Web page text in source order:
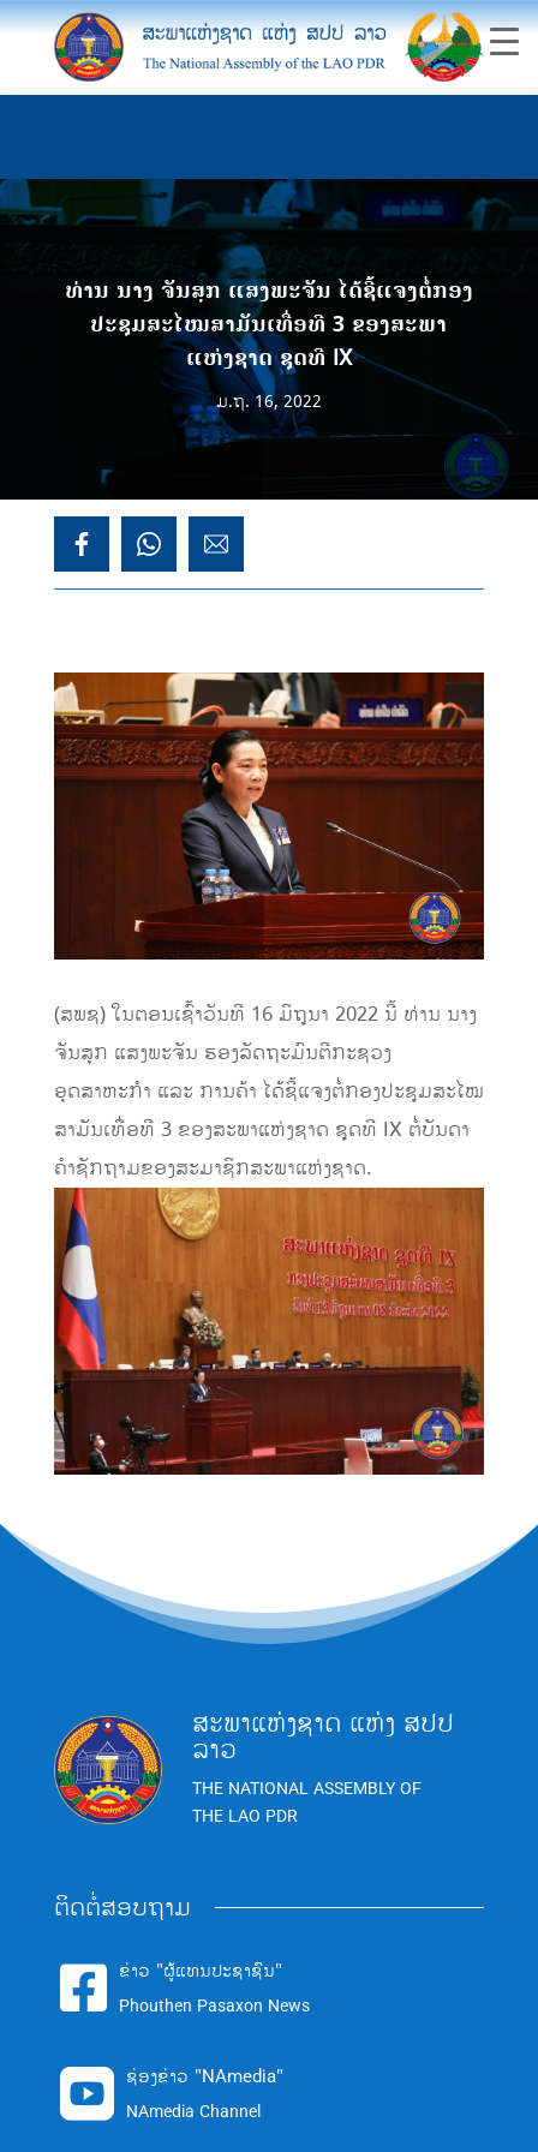
ທ່ານ ນາງ ຈັນສຸກ ແສງພະຈັນ ໄດ້ຊີ້ແຈງຕໍ່ກອງ
ປະຊຸມສະໄໝສາມັນເທື່ອທີ 3 ຂອງສະພາ
ແຫ່ງຊາດ ຊຸດທີ IX
ມ.ຖ. 16, 2022
(ສພຊ) ໃນຕອນເຊົ້າວັນທີ 16 ມິຖຸນາ 2022 ນີ້ ທ່ານ ນາງ
ຈັນສຸກ ແສງພະຈັນ ຮອງລັດຖະມົນຕີກະຊວງ
ອຸດສາຫະກຳ ແລະ ການຄ້າ ໄດ້ຊີ້ແຈງຕໍ່ກອງປະຊຸມສະໄໝ
ສາມັນເທື່ອທີ 3 ຂອງສະພາແຫ່ງຊາດ ຊຸດທີ IX ຕໍ່ບັນດາ
ຄຳຊັກຖາມຂອງສະມາຊິກສະພາແຫ່ງຊາດ.
ສະພາແຫ່ງຊາດ ແຫ່ງ ສປປ
ລາວ
THE NATIONAL ASSEMBLY OF
THE LAO PDR
ຕິດຕໍ່ສອບຖາມ
 ຂ່າວ "ຜູ້ແທນປະຊາຊົນ"
Phouthen Pasaxon News
 ຊ່ອງຂ່າວ "NAmedia"
NAmedia Channel